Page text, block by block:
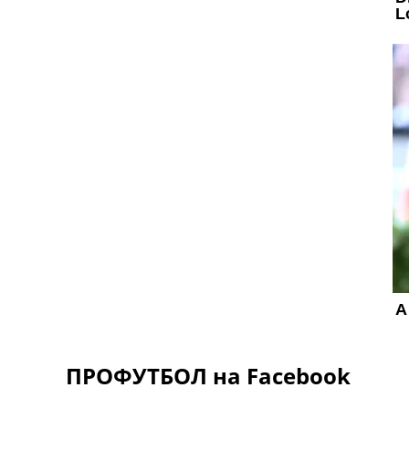
ПРОФУТБОЛ на Facebook